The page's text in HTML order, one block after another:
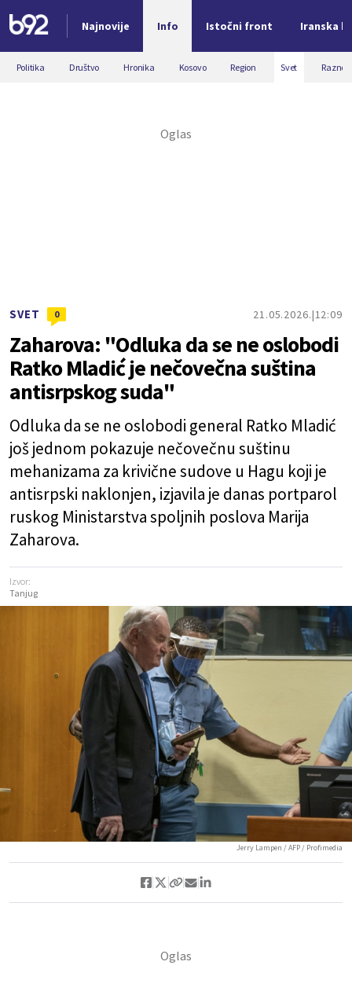
Najnovije Info Istočni front Iranska
Nova vest
Politika Društvo Hronika Kosovo Region Svet Razno
SVET 0 21.05.2026. 12:09
Zaharova: "Odluka da se ne oslobodi
Ratko Mladić je nečovečna suština
antisrpskog suda"
Odluka da se ne oslobodi general Ratko Mladić
još jednom pokazuje nečovečnu suštinu
mehanizama za krivične sudove u Hagu koji je
antisrpski naklonjen, izjavila je danas portparol
ruskog Ministarstva spoljnih poslova Marija
Zaharova.
Izvor:
Tanjug
Jerry Lampen / AFP / Profimedia